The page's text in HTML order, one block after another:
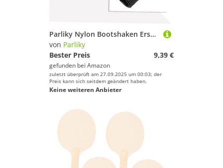
Parliky Nylon Bootshaken Ersatzkopf aus Strapazierfähigem Nylon Leichtes Schwimmendes Befestigungszubehör für Boote Kompatibel mit Festmacher Yacht Kajak und Rettungsbooten Installieren
von Parliky
Bester Preis
9,39 €
gefunden bei Amazon
zuletzt überprüft am 27.09.2025 um 00:03; der
Preis kann sich seitdem geändert haben.
Keine weiteren Anbieter